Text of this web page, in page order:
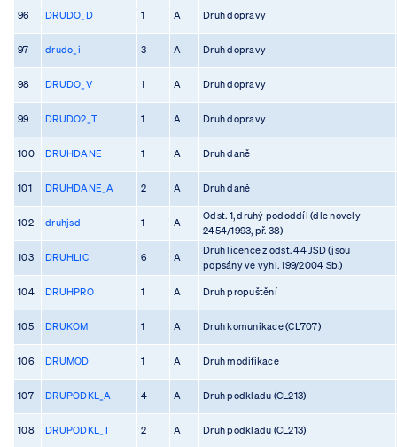
96 DRUDO_D 1 A Druh dopravy
97 drudo_i 3 A Druh dopravy
98 DRUDO_V 1 A Druh dopravy
99 DRUDO2_T 1 A Druh dopravy
100 DRUHDANE 1 A Druh daně
101 DRUHDANE_A 2 A Druh daně
102 druhjsd 1 A
Odst. 1, druhý pododdíl (dle novely
2454/1993, př. 38)
103 DRUHLIC 6 A
Druh licence z odst. 44 JSD (jsou
popsány ve vyhl. 199/2004 Sb.)
104 DRUHPRO 1 A Druh propuštění
105 DRUKOM 1 A Druh komunikace (CL707)
106 DRUMOD 1 A Druh modifikace
107 DRUPODKL_A 4 A Druh podkladu (CL213)
108 DRUPODKL_T 2 A Druh podkladu (CL213)